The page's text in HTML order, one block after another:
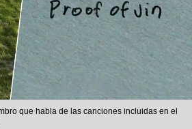
que habla de las canciones incluidas en el